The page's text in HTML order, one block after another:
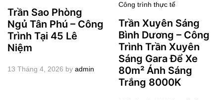
Trần Sao Phòng
Ngủ Tân Phú – Công
Trình Tại 45 Lê
Niệm
13 Tháng 4, 2026 by admin
Công trình thực tế
Trần Xuyên Sáng
Bình Dương – Công
Trình Trần Xuyên
Sáng Gara Để Xe
80m² Ánh Sáng
Trắng 8000K